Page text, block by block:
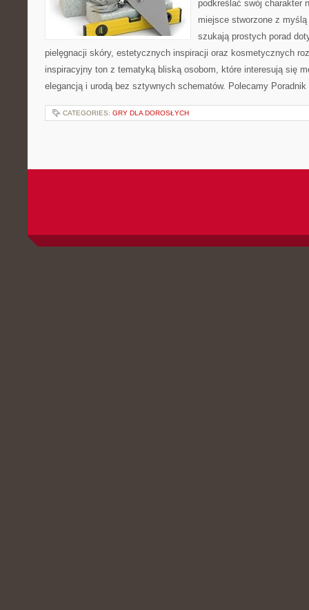
podkreślać swój charakter
miejsce stworzone z
szukają prostych porad
pielęgnacji skóry, estetycznych inspiracji oraz kosmetycznych
inspiracyjny ton z tematyką bliską osobom, które interesują się
elegancją i urodą bez sztywnych schematów. Polecamy
CATEGORIES: GRY DLA DOROSŁYCH